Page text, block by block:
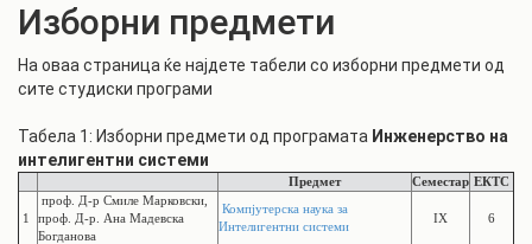
Изборни предмети
На оваа страница ќе најдете табели со изборни предмети од
сите студиски програми
Табела 1: Изборни предмети од програмата Инженерство на
интелигентни системи
Предмет Семестар ЕКТС
1
проф. Д-р Смиле Марковски,
проф. Д-р. Ана Мадевска
Богданова
Компјутерска наука за
Интелигентни системи
IX 6